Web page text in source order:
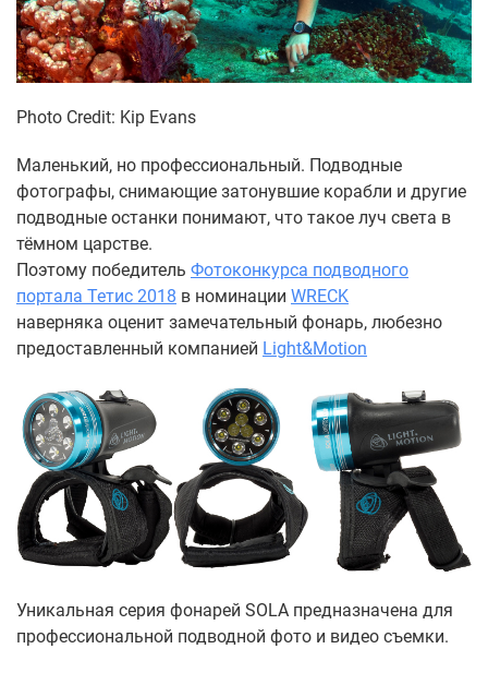
Photo Credit: Kip Evans
Маленький, но профессиональный. Подводные
фотографы, снимающие затонувшие корабли и другие
подводные останки понимают, что такое луч света в
тёмном царстве.
Поэтому победитель Фотоконкурса подводного
портала Тетис 2018 в номинации WRECK
наверняка оценит замечательный фонарь, любезно
предоставленный компанией Light&Motion
Уникальная серия фонарей SOLA предназначена для
профессиональной подводной фото и видео съемки.